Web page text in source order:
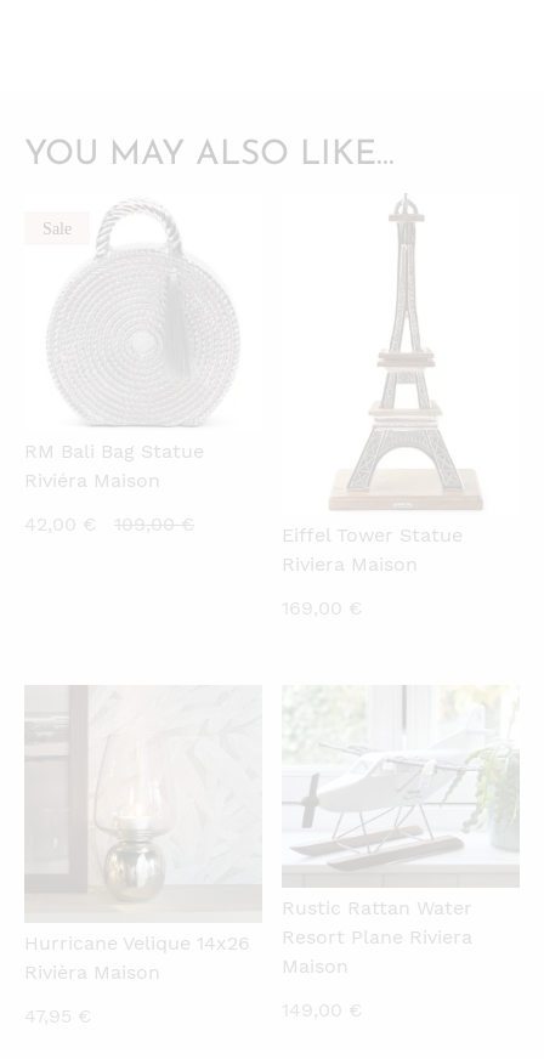
YOU MAY ALSO LIKE…
Sale QUICKVIEW
RM Bali Bag Statue
Riviéra Maison
42,00 €
Current
109,00€Original
Eiffel Tower Statue
Riviera Maison
169,00 €
Hurricane Velique 14x26
Rivièra Maison
47,95 €
Rustic Rattan Water
Resort Plane Riviera
Maison
149,00 €